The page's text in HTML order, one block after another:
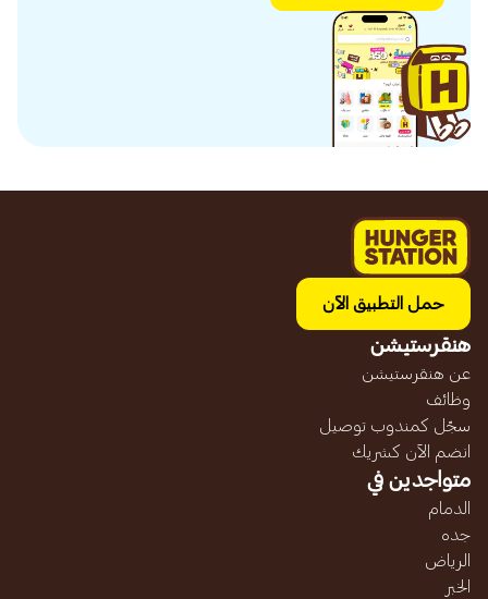
حمل التطبيق الآن
هنقرستيشن
عن هنقرستيشن
وظائف
سجّل كمندوب توصيل
انضم الآن كشريك
متواجدين في
الدمام
جده
الرياض
الخبر